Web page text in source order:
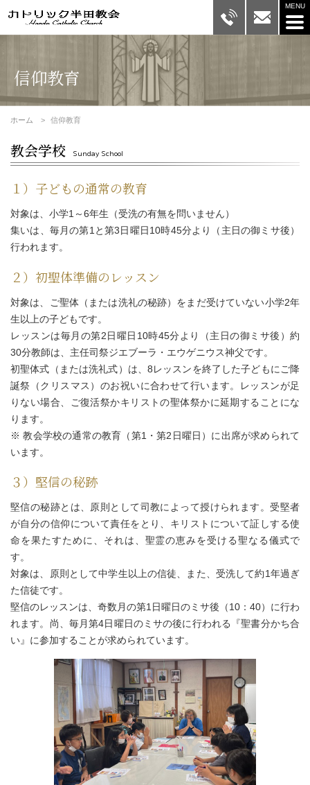
信仰教育
ホーム 信仰教育
教会学校 Sunday School
１）子どもの通常の教育
対象は、小学1～6年生（受洗の有無を問いません）
集いは、毎月の第1と第3日曜日10時45分より（主日の御ミサ後）
行われます。
２）初聖体準備のレッスン
対象は、ご聖体（または洗礼の秘跡）をまだ受けていない小学2年
生以上の子どもです。
レッスンは毎月の第2日曜日10時45分より（主日の御ミサ後）約
30分教師は、主任司祭ジエブーラ・エウゲニウス神父です。
初聖体式（または洗礼式）は、8レッスンを終了した子どもにご降
誕祭（クリスマス）のお祝いに合わせて行います。レッスンが足
りない場合、ご復活祭かキリストの聖体祭かに延期することにな
ります。
※ 教会学校の通常の教育（第1・第2日曜日）に出席が求められて
います。
３）堅信の秘跡
堅信の秘跡とは、原則として司教によって授けられます。受堅者
が自分の信仰について責任をとり、キリストについて証しする使
命を果たすために、それは、聖霊の恵みを受ける聖なる儀式で
す。
対象は、原則として中学生以上の信徒、また、受洗して約1年過ぎ
た信徒です。
堅信のレッスンは、奇数月の第1日曜日のミサ後（10：40）に行わ
れます。尚、毎月第4日曜日のミサの後に行われる『聖書分かち合
い』に参加することが求められています。